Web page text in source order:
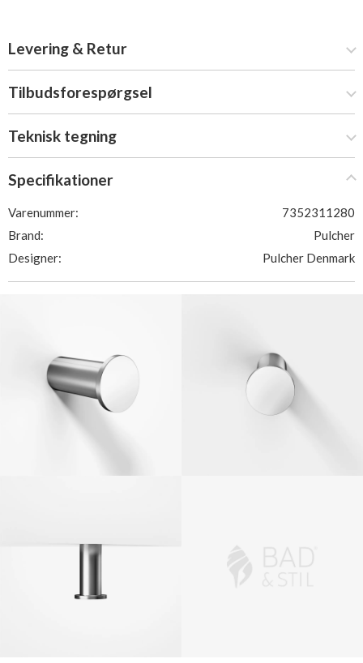
Levering & Retur
Tilbudsforespørgsel
Teknisk tegning
Specifikationer
Varenummer:
7352311280
Brand:
Pulcher
Designer:
Pulcher Denmark